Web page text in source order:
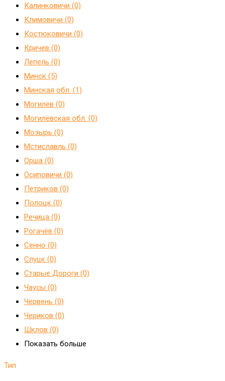
Калинковичи (0)
Климовичи (0)
Костюковичи (0)
Кричев (0)
Лепель (0)
Минск (5)
Минская обл. (1)
Могилёв (0)
Могилёвская обл. (0)
Мозырь (0)
Мстиславль (0)
Орша (0)
Осиповичи (0)
Петриков (0)
Полоцк (0)
Речица (0)
Рогачёв (0)
Сенно (0)
Слуцк (0)
Старые Дороги (0)
Чаусы (0)
Червень (0)
Чериков (0)
Шклов (0)
Показать больше
Тип